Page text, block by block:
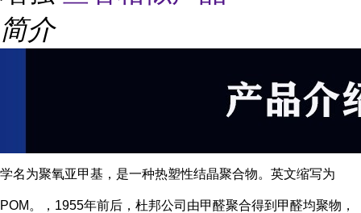
简介
学名为聚氧亚甲基，是一种热塑性结晶聚合物。英文缩写为
POM。，1955年前后，杜邦公司由甲醛聚合得到甲醛均聚物，